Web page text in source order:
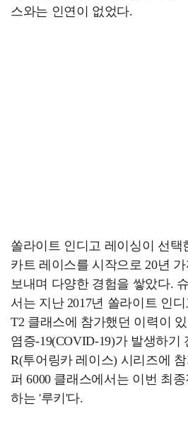
스와는 인연이 없었다.
쏠라이트 인디고 레이싱이 선택
카트 레이스를 시작으로 20년
보내며 다양한 경험을 쌓았다.
서는 지난 2017년 쏠라이트 인
T2 클래스에 참가했던 이력이
염증-19(COVID-19)가 발생하기
R(투어링카 레이스) 시리즈에
퍼 6000 클래스에서는 이번 최
하는 '루키'다.